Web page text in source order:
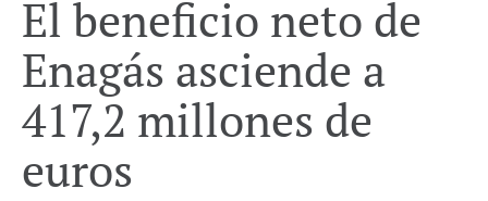
El beneficio neto de
Enagás asciende a
417,2 millones de
euros